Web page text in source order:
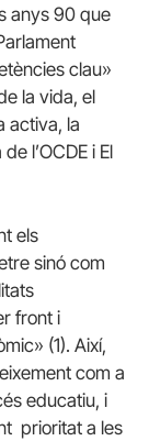
anys 90 que
clau»
la vida, el
activa, la
l’OCDE i El
els
sinó com
front i
(1). Així,
com a
educatiu, i
prioritat a les